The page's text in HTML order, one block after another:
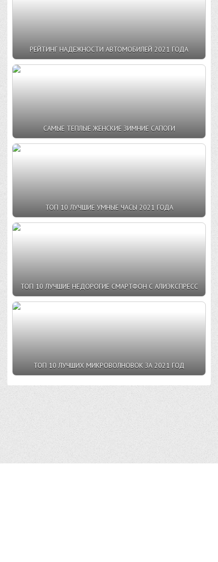
РЕЙТИНГ НАДЕЖНОСТИ АВТОМОБИЛЕЙ 2021 ГОДА
САМЫЕ ТЕПЛЫЕ ЖЕНСКИЕ ЗИМНИЕ САПОГИ
ТОП 10 ЛУЧШИЕ УМНЫЕ ЧАСЫ 2021 ГОДА
ТОП 10 ЛУЧШИЕ НЕДОРОГИЕ СМАРТФОН С АЛИЭКСПРЕСС
ТОП 10 ЛУЧШИХ МИКРОВОЛНОВОК ЗА 2021 ГОД